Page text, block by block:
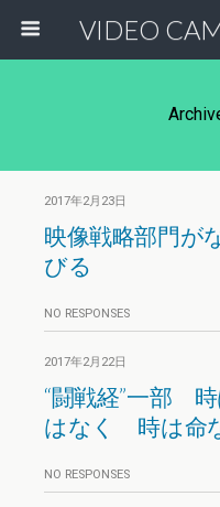
2017年2月23日
映像戦略部門が
びる
NO RESPONSES
2017年2月22日
“闘戦経”一部
はなく 時は命
NO RESPONSES